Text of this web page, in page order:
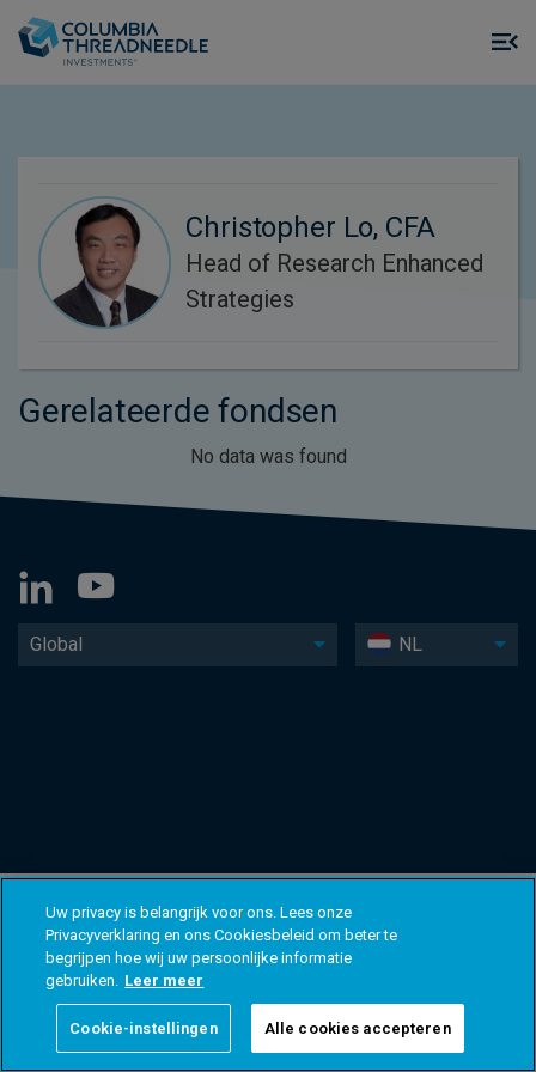
Christopher Lo, CFA
Head of Research Enhanced
Strategies
Gerelateerde fondsen
No data was found
Global NL
Uw privacy is belangrijk voor ons. Lees onze
Privacyverklaring en ons Cookiesbeleid om beter te
begrijpen hoe wij uw persoonlijke informatie
gebruiken. Leer meer
Cookie-instellingen Alle cookies accepteren